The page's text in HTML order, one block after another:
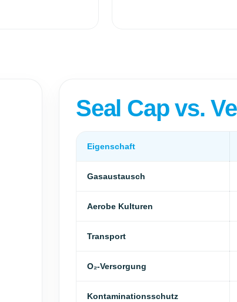
Seal Cap vs.
Eigenschaft
Gasaustausch
Aerobe Kulturen
Transport
O₂-Versorgung
Kontaminationsschutz